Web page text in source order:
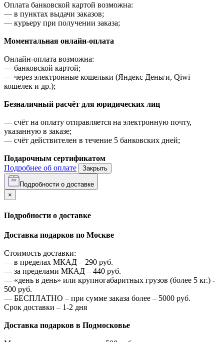
Оплата банковской картой возможна:
— в пунктах выдачи заказов;
— курьеру при получении заказа;
Моментальная онлайн-оплата
Онлайн-оплата возможна:
— банковской картой;
— через электронные кошельки (Яндекс Деньги, Qiwi
кошелек и др.);
Безналичный расчёт для юридических лиц
— счёт на оплату отправляется на электронную почту,
указанную в заказе;
— счёт действителен в течение 5 банковских дней;
Подарочным сертификатом
Подробнее об оплате
Закрыть
Подробности о доставке
×
Подробности о доставке
Доставка подарков по Москве
Стоимость доставки:
— в пределах МКАД – 290 руб.
— за пределами МКАД – 440 руб.
— «день в день» или крупногабаритных грузов (более 5 кг.) -
500 руб.
— БЕСПЛАТНО – при сумме заказа более – 5000 руб.
Срок доставки – 1-2 дня
Доставка подарков в Подмосковье